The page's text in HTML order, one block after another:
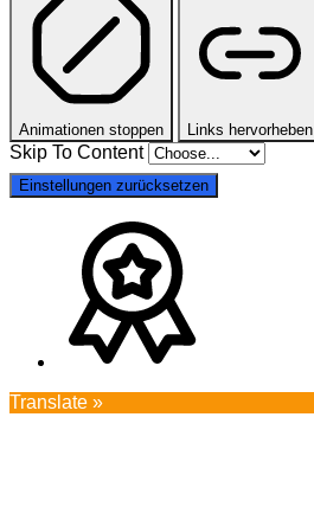
Animationen stoppen Links hervorheben
Skip To Content
Einstellungen zurücksetzen
Translate »